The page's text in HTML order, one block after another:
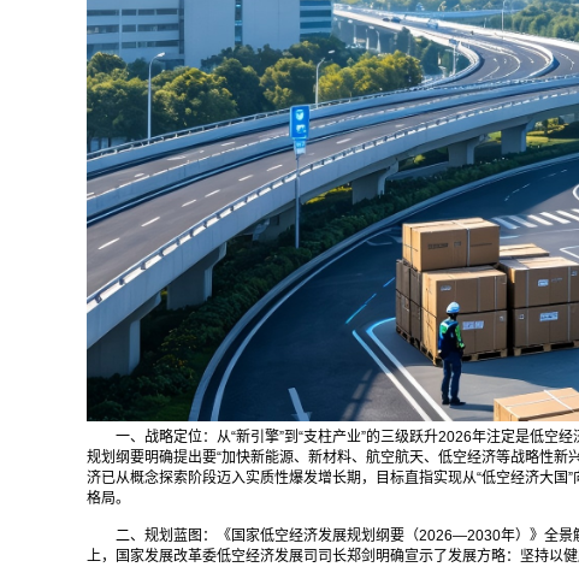
一、战略定位：从“新引擎”到“支柱产业”的三级跃升2026年注定是低空
规划纲要明确提出要“加快新能源、新材料、航空航天、低空经济等战略性新
济已从概念探索阶段迈入实质性爆发增长期，目标直指实现从“低空经济大国
格局。
二、规划蓝图：《国家低空经济发展规划纲要（2026—2030年）》全
上，国家发展改革委低空经济发展司司长郑剑明确宣示了发展方略：坚持以